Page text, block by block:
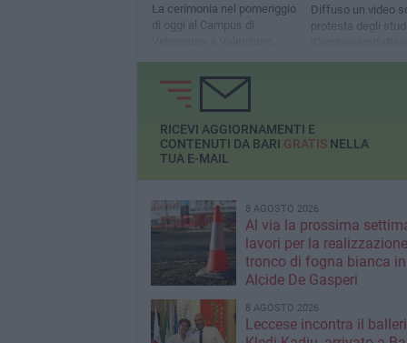
La cerimonia nel pomeriggio
di oggi al Campus di
Diffuso un video
protesta degli
non avremo una
noi continueremo
RICEVI AGGIORNAMENTI E
CONTENUTI DA BARI GRATISNELLA
TUA E-MAIL
8 AGOSTO 2026
Al via la prossima
lavori per la
tronco di fogna bianca
Alcide De Gasperi
8 AGOSTO 2026
Leccese incontra il